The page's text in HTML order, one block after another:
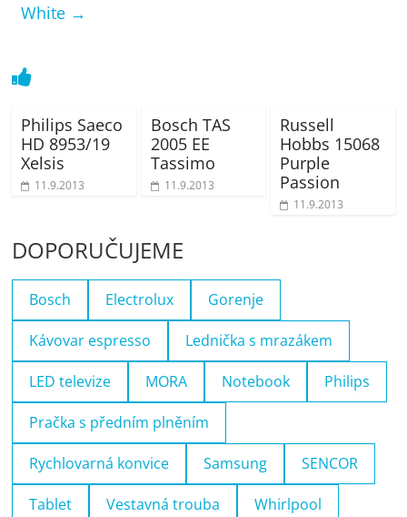
White →
Philips Saeco
HD 8953/19
Xelsis
11.9.2013
Bosch TAS
2005 EE
Tassimo
11.9.2013
Russell
Hobbs 15068
Purple
Passion
11.9.2013
DOPORUČUJEME
Bosch Electrolux Gorenje
Kávovar espresso Lednička s mrazákem
LED televize MORA Notebook Philips
Pračka s předním plněním
Rychlovarná konvice Samsung SENCOR
Tablet Vestavná trouba Whirlpool